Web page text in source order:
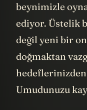
beynimizle
ediyor. Üstelik
değil yeni bir
doğmaktan
Umudunuzu